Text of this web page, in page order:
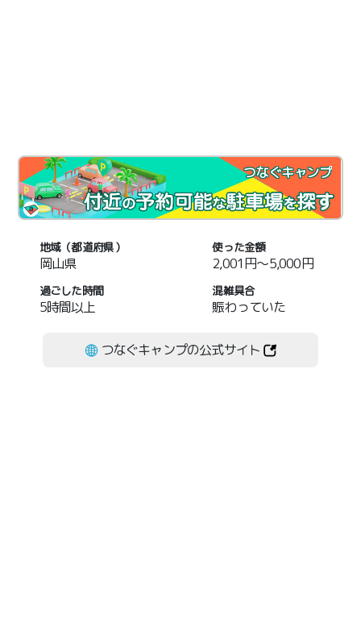
つなぐキャンプ
地域（都道府県）
岡山県
使った金額
2,001円～5,000円
過ごした時間
5時間以上
混雑具合
賑わっていた
つなぐキャンプの公式サイト